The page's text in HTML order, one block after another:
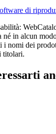
di
né in alcun
i nomi dei
titolari.